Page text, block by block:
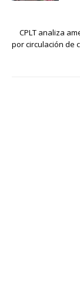
CPLT analiza
por circulación de